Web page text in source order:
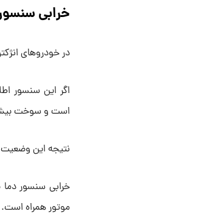
خرابی
در خودروهای
است و سوخت بیش
نتیجه این
خرابی سنسور
موتور همراه است.